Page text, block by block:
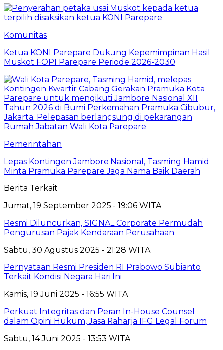
Komunitas
Ketua KONI Parepare Dukung Kepemimpinan Hasil
Muskot FOPI Parepare Periode 2026-2030
Pemerintahan
Lepas Kontingen Jambore Nasional, Tasming Hamid
Minta Pramuka Parepare Jaga Nama Baik Daerah
Berita Terkait
Jumat, 19 September 2025 - 19:06 WITA
Resmi Diluncurkan, SIGNAL Corporate Permudah
Pengurusan Pajak Kendaraan Perusahaan
Sabtu, 30 Agustus 2025 - 21:28 WITA
Pernyataan Resmi Presiden RI Prabowo Subianto
Terkait Kondisi Negara Hari Ini
Kamis, 19 Juni 2025 - 16:55 WITA
Perkuat Integritas dan Peran In-House Counsel
dalam Opini Hukum, Jasa Raharja IFG Legal Forum
Sabtu, 14 Juni 2025 - 13:53 WITA